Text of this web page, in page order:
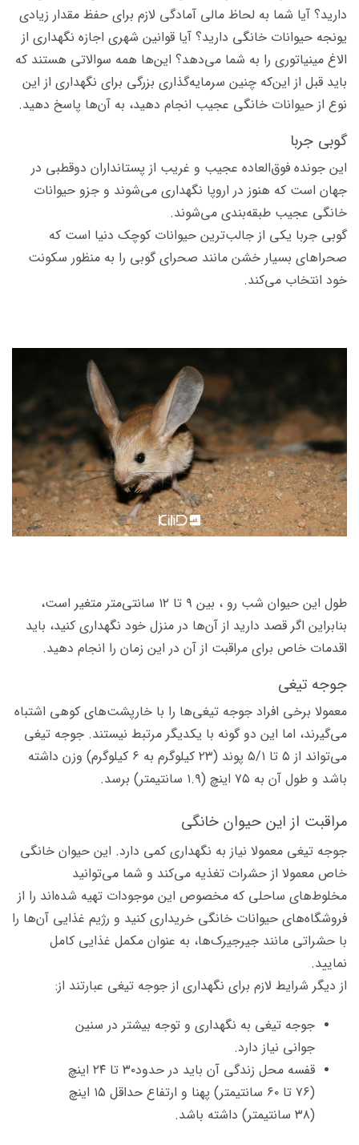
دارید؟ آیا شما به لحاظ مالی آمادگی لازم برای حفظ مقدار زیادی
یونجه حیوانات خانگی دارید؟ آیا قوانین شهری اجازه نگهداری از
الاغ مینیاتوری را به شما می‌دهد؟ این‌ها همه سوالاتی هستند که
باید قبل از این‌که چنین سرمایه‌گذاری بزرگی برای نگهداری از این
نوع از حیوانات خانگی عجیب انجام دهید، به آن‌ها پاسخ دهید.
گوبی جربا
این جونده فوق‌العاده عجیب و غریب از پستانداران دوقطبی در
جهان است که هنوز در اروپا نگهداری می‌شوند و جزو حیوانات
خانگی عجیب طبقه‌بندی می‌شوند.
گوبی جربا یکی از جالب‌ترین حیوانات کوچک دنیا است که
صحراهای بسیار خشن مانند صحرای گوبی را به منظور سکونت
خود انتخاب می‌کند.
طول این حیوان شب رو ، بین ۹ تا ۱۲ سانتی‌متر متغیر است،
بنابراین اگر قصد دارید از آن‌ها در منزل خود نگهداری کنید، باید
اقدمات خاص برای مراقبت از آن در این زمان را انجام دهید.
جوجه تیغی
معمولا برخی افراد جوجه تیغی‌ها را با خارپشت‌های کوهی اشتباه
می‌گیرند، اما این دو گونه با یکدیگر مرتبط نیستند. جوجه تیغی
می‌تواند از ۵ تا ۵/۱ پوند (۲۳ کیلوگرم به ۶ کیلوگرم) وزن داشته
باشد و طول آن به ۷۵ اینچ (۱.۹ سانتیمتر) برسد.
مراقبت از این حیوان خانگی
جوجه تیغی معمولا نیاز به نگهداری کمی دارد. این حیوان خانگی
خاص معمولا از حشرات تغذیه می‌کند و شما می‌توانید
مخلوط‌های ساحلی که مخصوص این موجودات تهیه شده‌اند را از
فروشگاه‌های حیوانات خانگی خریداری کنید و رژیم غذایی آن‌ها را
با حشراتی مانند جیرجیرک‌ها، به عنوان مكمل غذایی کامل
نمایید.
از دیگر شرایط لازم برای نگهداری از جوجه تیغی عبارتند از:
جوجه تیغی به نگهداری و توجه بیشتر در سنین
جوانی نیاز دارد.
قفسه محل زندگی آن باید در حدود۳۰ تا ۲۴ اینچ
(۷۶ تا ۶۰ سانتیمتر) پهنا و ارتفاع حداقل ۱۵ اینچ
(۳۸ سانتیمتر) داشته باشد.